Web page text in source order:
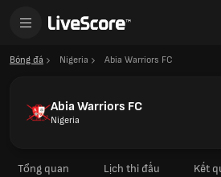
Bóng đá Nigeria Abia Warriors FC
Abia Warriors FC
Nigeria
Tổng quan Lịch thi đấu Kết